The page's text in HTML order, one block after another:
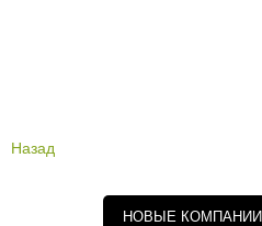
Назад
НОВЫЕ КОМПАНИИ